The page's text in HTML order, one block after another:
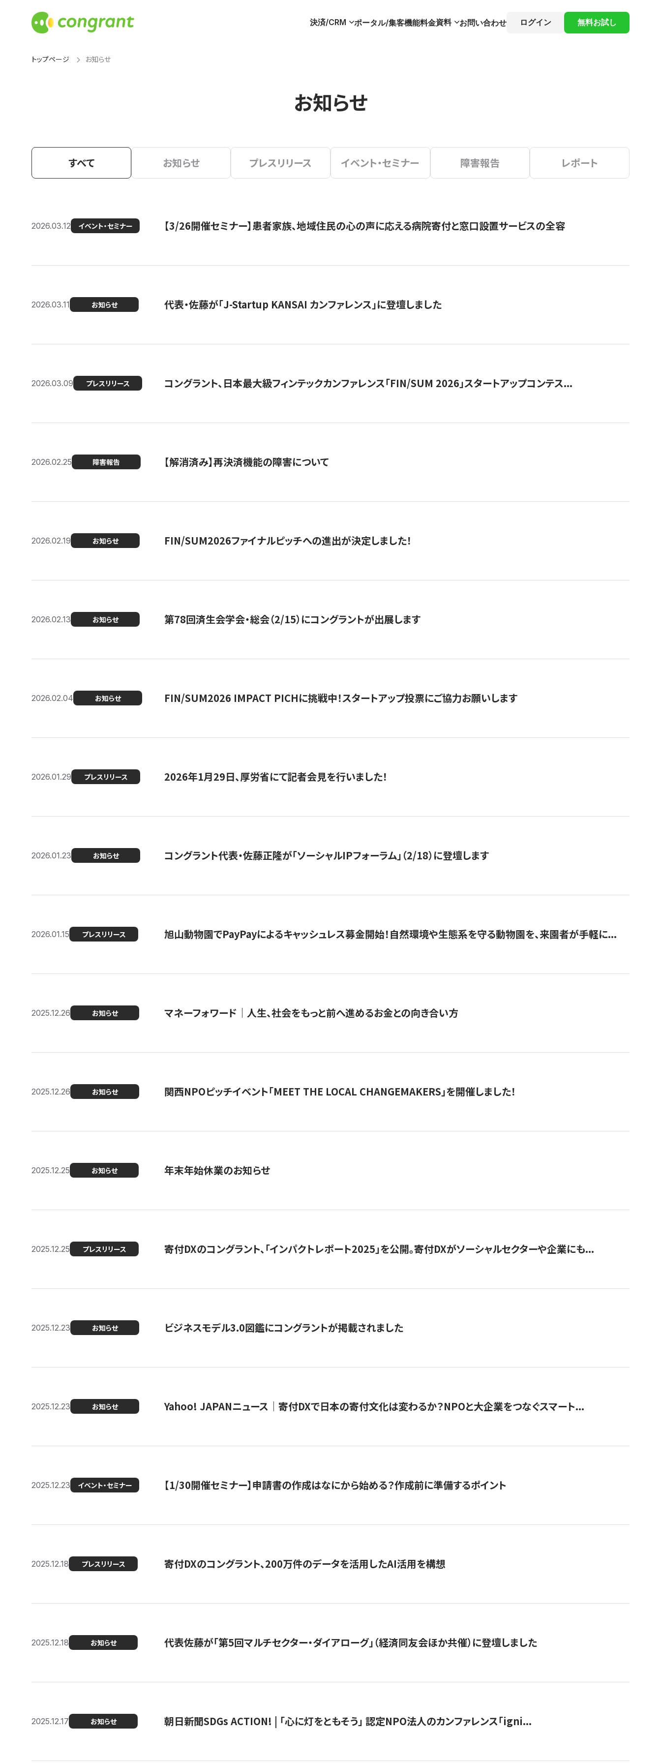
決済/CRM ポータル/集客機能料金資料 お問い合わせ ログイン 無料お試し
トップページ お知らせ
お知らせ
すべて お知らせ プレスリリース イベント・セミナー 障害報告 レポート
2026.03.12 イベント・セミナー 【3/26開催セミナー】患者家族、地域住民の心の声に応える病院寄付と窓口設置サービスの全容
2026.03.11 お知らせ 代表・佐藤が「J-Startup KANSAI カンファレンス」に登壇しました
2026.03.09 プレスリリース コングラント、日本最大級フィンテックカンファレンス「FIN/SUM 2026」スタートアップコンテス...
2026.02.25 障害報告 【解消済み】再決済機能の障害について
2026.02.19 お知らせ FIN/SUM2026ファイナルピッチへの進出が決定しました！
2026.02.13 お知らせ 第78回済生会学会・総会（2/15）にコングラントが出展します
2026.02.04 お知らせ FIN/SUM2026 IMPACT PICHに挑戦中！スタートアップ投票にご協力お願いします
2026.01.29 プレスリリース 2026年1月29日、厚労省にて記者会見を行いました！
2026.01.23 お知らせ コングラント代表・佐藤正隆が「ソーシャルIPフォーラム」（2/18）に登壇します
2026.01.15 プレスリリース 旭山動物園でPayPayによるキャッシュレス募金開始！自然環境や生態系を守る動物園を、来園者が手軽に...
2025.12.26 お知らせ マネーフォワード｜人生、社会をもっと前へ進めるお金との向き合い方
2025.12.26 お知らせ 関西NPOピッチイベント「MEET THE LOCAL CHANGEMAKERS」を開催しました！
2025.12.25 お知らせ 年末年始休業のお知らせ
2025.12.25 プレスリリース 寄付DXのコングラント、「インパクトレポート2025」を公開。寄付DXがソーシャルセクターや企業にも...
2025.12.23 お知らせ ビジネスモデル3.0図鑑にコングラントが掲載されました
2025.12.23 お知らせ Yahoo! JAPANニュース｜寄付DXで日本の寄付文化は変わるか？NPOと大企業をつなぐスマート...
2025.12.23 イベント・セミナー 【1/30開催セミナー】申請書の作成はなにから始める？作成前に準備するポイント
2025.12.18 プレスリリース 寄付DXのコングラント、200万件のデータを活用したAI活用を構想
2025.12.18 お知らせ 代表佐藤が「第5回マルチセクター・ダイアローグ」（経済同友会ほか共催）に登壇しました
2025.12.17 お知らせ 朝日新聞SDGs ACTION! | 「心に灯をともそう」 認定NPO法人のカンファレンス「igni...